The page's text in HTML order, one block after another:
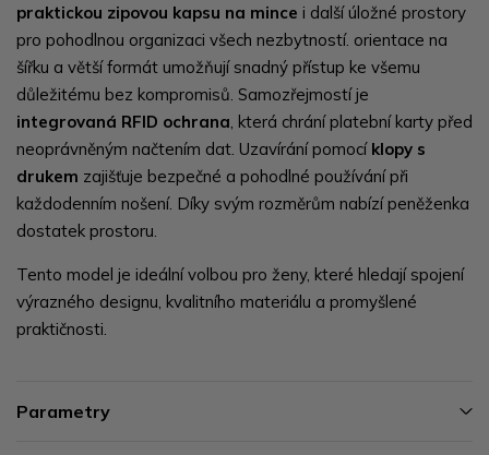
praktickou zipovou kapsu na mince i další úložné prostory
pro pohodlnou organizaci všech nezbytností. orientace na
šířku a větší formát umožňují snadný přístup ke všemu
důležitému bez kompromisů. Samozřejmostí je
integrovaná RFID ochrana , která chrání platební karty před
neoprávněným načtením dat. Uzavírání pomocíklopy s
drukem zajišťuje bezpečné a pohodlné používání při
každodenním nošení. Díky svým rozměrům nabízí peněženka
dostatek prostoru.
Tento model je ideální volbou pro ženy, které hledají spojení
výrazného designu, kvalitního materiálu a promyšlené
praktičnosti.
Parametry